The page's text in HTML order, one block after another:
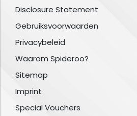
Disclosure Statement
Gebruiksvoorwaarden
Privacybeleid
Waarom Spideroo?
Sitemap
Imprint
Special Vouchers